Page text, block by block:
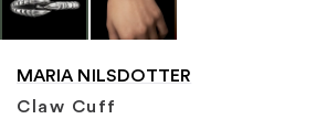
MARIA NILSDOTTER
Claw Cuff